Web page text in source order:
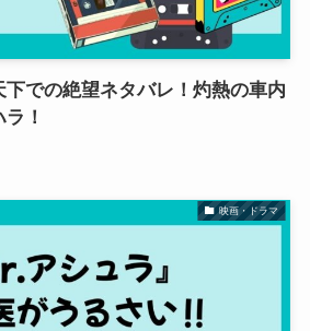
下での絶望ネタバレ！灼熱の車内
！
映画・ドラマ